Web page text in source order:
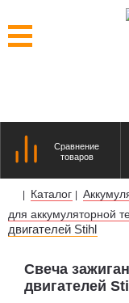
Сравнение
товаров
| Каталог |
для аккумуляторной
двигателей Stihl
Свеча
двигателей